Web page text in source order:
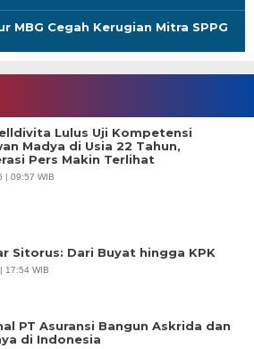
MBG Cegah Kerugian Mitra SPPG
Lulus Uji Kompetensi
Madya di Usia 22 Tahun,
Pers Makin Terlihat
| 09:57 WIB
Sitorus: Dari Buyat hingga KPK
17:54 WIB
PT Asuransi Bangun Askrida dan
di Indonesia